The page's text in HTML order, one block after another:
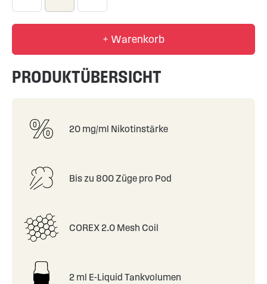
+ Warenkorb
PRODUKTÜBERSICHT
20 mg/ml Nikotinstärke
Bis zu 800 Züge pro Pod
COREX 2.0 Mesh Coil
2 ml E-Liquid Tankvolumen